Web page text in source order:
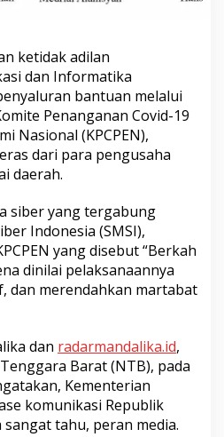
ketidak adilan
dan Informatika
bantuan melalui
Penanganan Covid-19
Nasional (KPCPEN),
dari para pengusaha
daerah.
siber yang tergabung
Indonesia (SMSI),
yang disebut “Berkah
dinilai pelaksanaannya
dan merendahkan martabat
dan radarmandalika.id,
Barat (NTB), pada
Kementerian
komunikasi Republik
tahu, peran media.